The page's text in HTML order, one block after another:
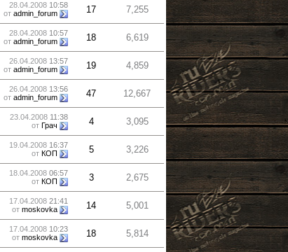
28.04.2008 10:58
от admin_forum 17 7,255
28.04.2008 10:57
от admin_forum 18 6,619
26.04.2008 13:57
от admin_forum 19 4,859
26.04.2008 13:56
от admin_forum 47 12,667
23.04.2008 11:38
от Грач 4 3,095
19.04.2008 16:37
от КОП 5 3,226
18.04.2008 06:57
от КОП 3 2,675
17.04.2008 21:41
от moskovka 14 5,001
17.04.2008 10:23
от moskovka 18 5,814